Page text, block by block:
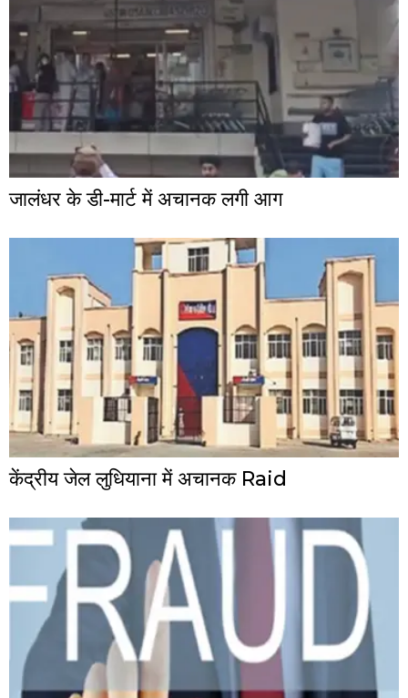
जालंधर के डी-मार्ट में अचानक लगी आग
केंद्रीय जेल लुधियाना में अचानक Raid